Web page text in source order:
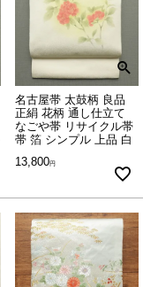
名古屋帯 太鼓柄 良品
正絹 花柄 通し仕立て
なごや帯 リサイクル帯
帯 箔 シンプル 上品 白
13,800